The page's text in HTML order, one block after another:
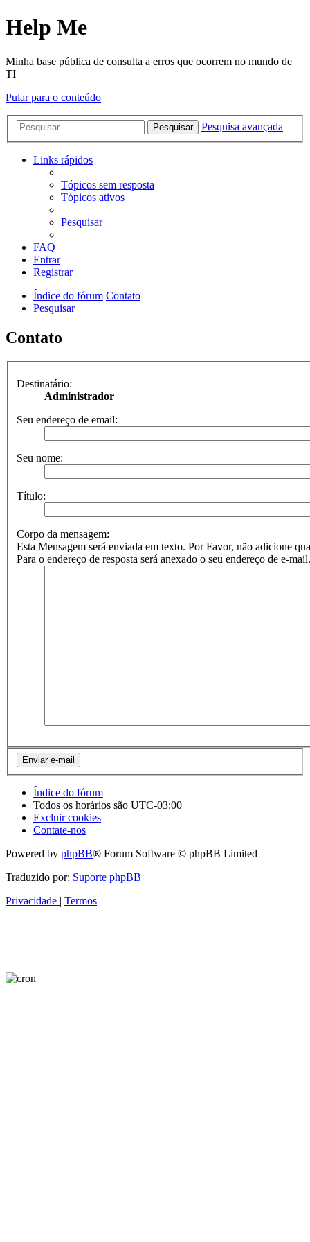
Help Me
Minha base pública de consulta a erros que ocorrem no mundo de
TI
Pular para o conteúdo
Pesquisar Pesquisa avançada
Links rápidos
Tópicos sem resposta
Tópicos ativos
Pesquisar
FAQ
Entrar
Registrar
Índice do fórum Contato
Pesquisar
Contato
Destinatário:
Administrador
Seu endereço de email:
Seu nome:
Título:
Corpo da mensagem:
Esta Mensagem será enviada em texto. Por Favor, não adicione
Para o endereço de resposta será anexado o seu endereço de e-mail.
Índice do fórum
Todos os horários são UTC-03:00
Excluir cookies
Contate-nos
Powered by phpBB® Forum Software © phpBB Limited
Traduzido por: Suporte phpBB
Privacidade
Termos